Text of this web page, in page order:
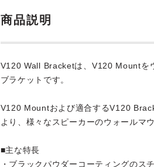
商品説明
V120 Wall Bracketは、V120 Mountを
ブラケットです。
V120 Mountおよび適合するV120
より、様々なスピーカーのウォールマ
■主な特長
・ブラックパウダーコーティングのス